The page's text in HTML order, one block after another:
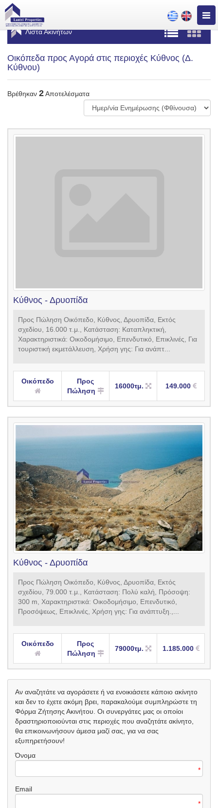
Λίστα Ακινήτων
Οικόπεδα προς Αγορά στις περιοχές Κύθνος (Δ.
Κύθνου)
Βρέθηκαν 2Αποτελέσματα
Κύθνος - Δρυοπίδα
Προς Πώληση Οικόπεδο, Κύθνος, Δρυοπίδα, Εκτός
σχεδίου, 16.000 τ.μ., Κατάσταση: Καταπληκτική,
Xαρακτηριστικά: Οικοδομήσιμο, Επενδυτικό, Επικλινές, Για
τουριστική εκμετάλλευση, Xρήση γης: Για ανάπτ...
Οικόπεδο
Προς
Πώληση
16000τμ. 149.000
Κύθνος - Δρυοπίδα
Προς Πώληση Οικόπεδο, Κύθνος, Δρυοπίδα, Εκτός
σχεδίου, 79.000 τ.μ., Κατάσταση: Πολύ καλή, Πρόσοψη:
300 m, Xαρακτηριστικά: Οικοδομήσιμο, Επενδυτικό,
Προσόψεως, Επικλινές, Xρήση γης: Για ανάπτυξη.,...
Οικόπεδο
Προς
Πώληση
79000τμ. 1.185.000
Αν αναζητάτε να αγοράσετε ή να ενοικιάσετε κάποιο ακίνητο
και δεν το έχετε ακόμη βρει, παρακαλούμε συμπληρώστε τη
Φόρμα Ζήτησης Ακινήτου. Οι συνεργάτες μας οι οποίοι
δραστηριοποιούνται στις περιοχές που αναζητάτε ακίνητο,
θα επικοινωνήσουν άμεσα μαζί σας, για να σας
εξυπηρετήσουν!
Όνομα
*
Email
*